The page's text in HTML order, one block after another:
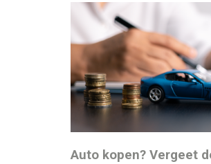
Auto kopen? Vergeet